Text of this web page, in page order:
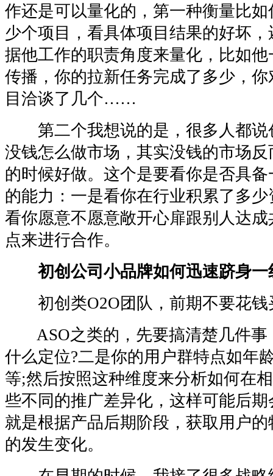
作还是可以量化的，第一种衡量比
少个项目，看具体项目结果的好坏
据他工作的职责角度来量化，比如他
传播，你的拉新任务完成了多少，
目洽谈了几个……
第二个我想说的是，很多人都说
没钱怎么做市场，其实没钱的市场
的时候好做。这个是要看你是否具
的能力：一是看你在行业积累了多
看你愿意不愿意敞开心扉跟别人达
点来进行合作。
初创公司小品牌如何迅速跻身一
初创类O2O团队，前期不要花钱
ASO之类的，先要搞清楚几件事
什么定位?二是你的用户群特点如年
等;然后按照这种维度来分析如何在
些不同的推广差异化，这样可能后
就是根据产品后期阶段，获取用户
的发生变化。